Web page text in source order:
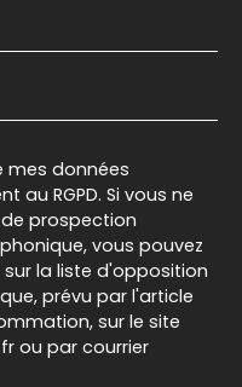
données
au RGPD. Si vous ne
prospection
vous pouvez
la liste d'opposition
prévu par l'article
sur le site
ou par courrier